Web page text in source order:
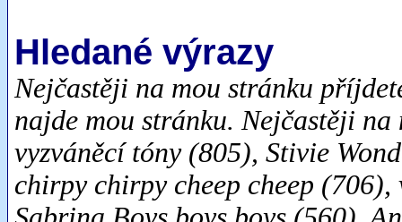
Hledané výrazy
Nejčastěji na mou stránku
najde mou stránku. Nejčastěji
vyzváněcí tóny (805), Stivie
chirpy chirpy cheep cheep